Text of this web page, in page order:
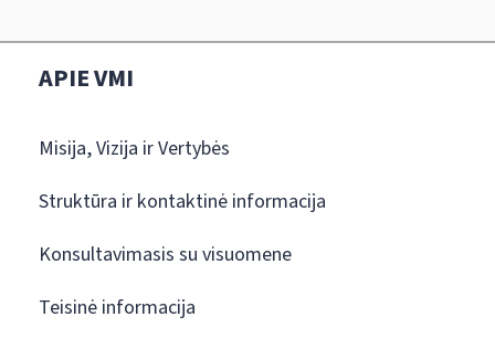
APIE VMI
Misija, Vizija ir Vertybės
Struktūra ir kontaktinė informacija
Konsultavimasis su visuomene
Teisinė informacija